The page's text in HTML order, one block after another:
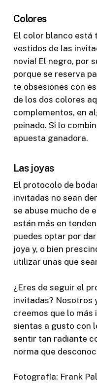
Colores
El color blanco está
vestidos de las
novia! El negro, por
porque se reserva
te obsesiones con
de los dos colores
complementos, en
peinado. Si lo
apuesta ganadora.
Las joyas
El protocolo de
invitadas no sean
se abuse mucho de
están más en
puedes optar por
joya y, o bien
utilizar unas que
¿Eres de seguir el
invitadas? Nosotros
creemos que lo
sientas a gusto con
sentir tan radiante
norma que
Fotografía: Frank